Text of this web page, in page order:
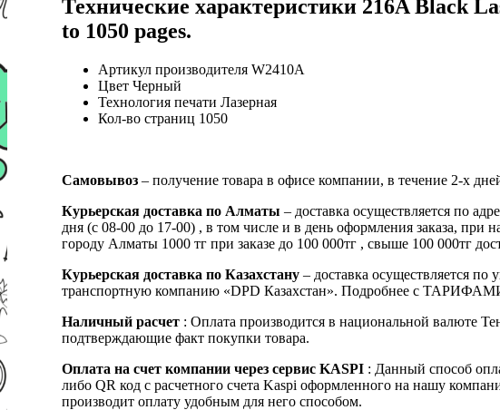
Технические характеристики 216A Black
to 1050 pages.
Артикул производителя W2410A
Цвет Черный
Технология печати Лазерная
Кол-во страниц 1050
Самовывоз – получение товара в офисе компании, в течение 2-х
Курьерская доставка по Алматы – доставка осуществляется по
дня (с 08-00 до 17-00) , в том числе и в день оформления заказа,
городу Алматы 1000 тг при заказе до 100 000тг , свыше 100
Курьерская доставка по Казахстану – доставка осуществляется по
транспортную компанию «DPD Казахстан». Подробнее с
Наличный расчет : Оплата производится в национальной валюте
подтверждающие факт покупки товара.
Оплата на счет компании через сервис KASPI : Данный способ
либо QR код с расчетного счета Kaspi оформленного на нашу
производит оплату удобным для него способом.